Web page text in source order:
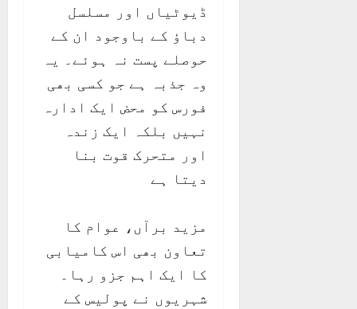
ڈیوٹیاں اور مسلسل
دباؤ کے باوجود ان کے
حوصلے پست نہ ہوئے۔ یہ
وہ جذبہ ہے جو کسی بھی
فورس کو محض ایک ادارہ
نہیں بلکہ ایک زندہ
اور متحرک قوت بنا
دیتا ہے
مزید برآں، عوام کا
تعاون بھی اس کامیابی
کا ایک اہم جزو رہا۔
شہریوں نے پولیس کے